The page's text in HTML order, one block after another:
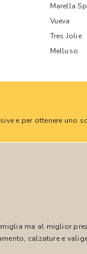
Marella
Vueva
Tres Jolie
Melluso
e per ottenere uno
ma al miglior
calzature e